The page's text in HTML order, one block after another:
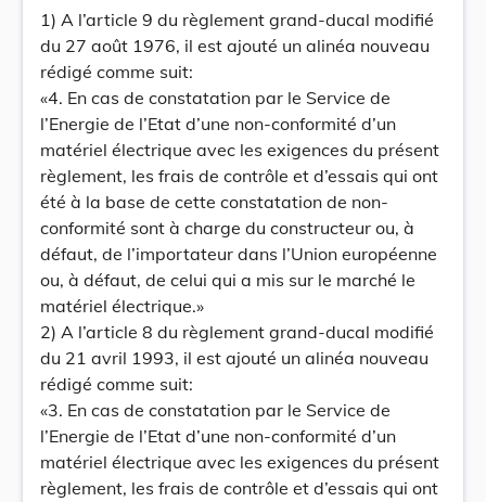
1) A l’article 9 du règlement grand-ducal modifié
du 27 août 1976, il est ajouté un alinéa nouveau
rédigé comme suit:
«4. En cas de constatation par le Service de
l’Energie de l’Etat d’une non-conformité d’un
matériel électrique avec les exigences du présent
règlement, les frais de contrôle et d’essais qui ont
été à la base de cette constatation de non-
conformité sont à charge du constructeur ou, à
défaut, de l’importateur dans l’Union européenne
ou, à défaut, de celui qui a mis sur le marché le
matériel électrique.»
2) A l’article 8 du règlement grand-ducal modifié
du 21 avril 1993, il est ajouté un alinéa nouveau
rédigé comme suit:
«3. En cas de constatation par le Service de
l’Energie de l’Etat d’une non-conformité d’un
matériel électrique avec les exigences du présent
règlement, les frais de contrôle et d’essais qui ont